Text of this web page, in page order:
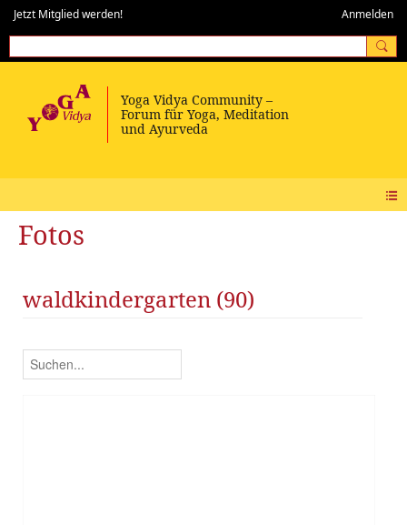
Jetzt Mitglied werden! Anmelden
Fotos
waldkindergarten (90)